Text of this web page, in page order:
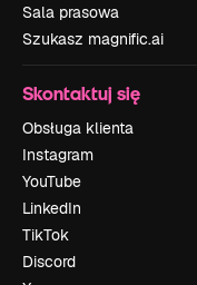
Sala prasowa
Szukasz magnific.ai
Skontaktuj się
Obsługa klienta
Instagram
YouTube
LinkedIn
TikTok
Discord